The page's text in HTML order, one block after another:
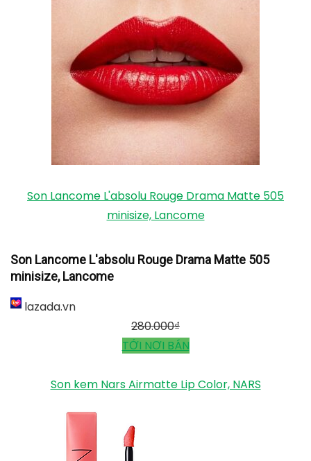
Son Lancome L'absolu Rouge Drama Matte 505
minisize, Lancome